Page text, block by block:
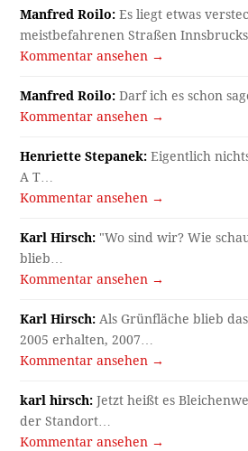
Manfred Roilo: Es liegt etwas
meistbefahrenen Straßen
Kommentar ansehen →
Manfred Roilo: Darf ich es schon
Kommentar ansehen →
Henriette Stepanek: Eigentlich
A T…
Kommentar ansehen →
Karl Hirsch: "Wo sind wir? Wie
blieb…
Kommentar ansehen →
Karl Hirsch: Als Grünfläche blieb
2005 erhalten, 2007…
Kommentar ansehen →
karl hirsch: Jetzt heißt es
der Standort…
Kommentar ansehen →